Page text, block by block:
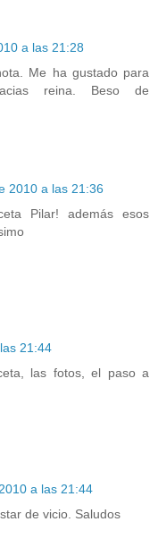
a las 21:28
Me ha gustado para
reina. Beso de
2010 a las 21:36
Pilar! además esos
21:44
las fotos, el paso a
a las 21:44
de vicio. Saludos